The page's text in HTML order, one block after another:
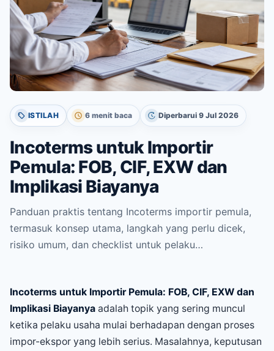
ISTILAH 6 menit baca Diperbarui 9 Jul 2026
Incoterms untuk Importir
Pemula: FOB, CIF, EXW dan
Implikasi Biayanya
Panduan praktis tentang Incoterms importir pemula,
termasuk konsep utama, langkah yang perlu dicek,
risiko umum, dan checklist untuk pelaku…
Incoterms untuk Importir Pemula: FOB, CIF, EXW dan
Implikasi Biayanya adalah topik yang sering muncul
ketika pelaku usaha mulai berhadapan dengan proses
impor-ekspor yang lebih serius. Masalahnya, keputusan